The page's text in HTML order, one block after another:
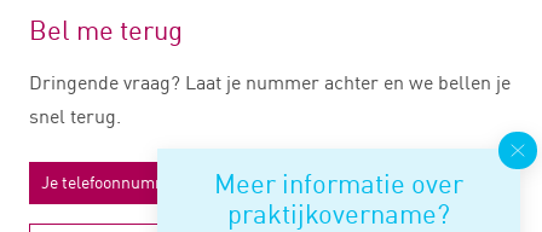
Meer informatie over
praktijkovername?
Bel me terug
Dringende vraag? Laat je nummer achter en we bellen je
snel terug.